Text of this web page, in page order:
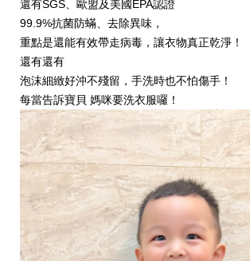
還有SGS 、歐盟及美國EPA認證
99.9%抗菌防蟎、去除異味，
重點是還能有效帶走病毒， 讓衣物真正乾淨！
還有還有
泡沫細緻好沖不殘留，手洗時也不怕傷手！
每當告訴寶貝 媽咪要洗衣服囉！